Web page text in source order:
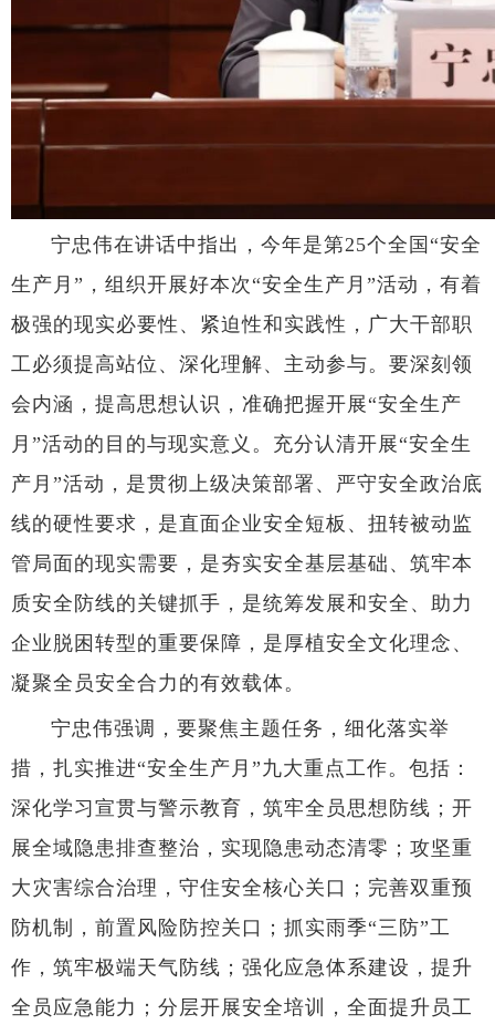
宁忠伟在讲话中指出，今年是第25个全国“安全
生产月”，组织开展好本次“安全生产月”活动，有着
极强的现实必要性、紧迫性和实践性，广大干部职
工必须提高站位、深化理解、主动参与。要深刻领
会内涵，提高思想认识，准确把握开展“安全生产
月”活动的目的与现实意义。充分认清开展“安全生
产月”活动，是贯彻上级决策部署、严守安全政治底
线的硬性要求，是直面企业安全短板、扭转被动监
管局面的现实需要，是夯实安全基层基础、筑牢本
质安全防线的关键抓手，是统筹发展和安全、助力
企业脱困转型的重要保障，是厚植安全文化理念、
凝聚全员安全合力的有效载体。
宁忠伟强调，要聚焦主题任务，细化落实举
措，扎实推进“安全生产月”九大重点工作。包括：
深化学习宣贯与警示教育，筑牢全员思想防线；开
展全域隐患排查整治，实现隐患动态清零；攻坚重
大灾害综合治理，守住安全核心关口；完善双重预
防机制，前置风险防控关口；抓实雨季“三防”工
作，筑牢极端天气防线；强化应急体系建设，提升
全员应急能力；分层开展安全培训，全面提升员工